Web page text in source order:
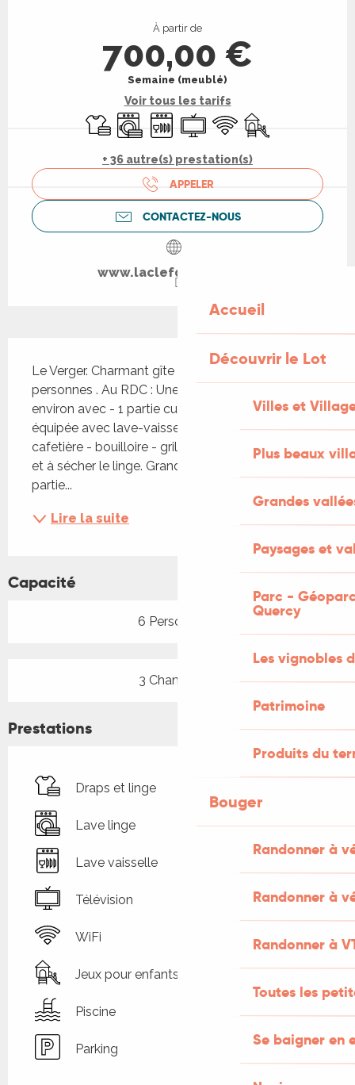
Accueil
Découvrir le Lot
Villes et
Plus beaux
Grandes
Paysages et
Parc -
Quercy
Les vignobles
Patrimoine
Produits du
Bouger
Randonner à
Randonner à
Randonner à
Toutes les
Se baigner en
À partir de
700,00 €
Semaine (meublé)
Voir tous les tarifs
Draps et linge
Lave lingeLave vaisselle
Télévision
WiFi Jeux pour enfants
+ 36 autre(s) prestation(s)
APPELER
CONTACTEZ-NOUS
www.laclefdesvignes.fr
Le Verger. Charmant gîte de 3 chambres pour 6
personnes . Au RDC : Une grande pièce de 60m²
environ avec - 1 partie cuisine entièrement
équipée avec lave-vaisselle - microondes - four -
cafetière - bouilloire - grille-pain - machine à laver
et à sécher le linge. Grande table pour 8 pers. - 1
partie...
Lire la suite
Capacité
6 Personne(s)
3 Chambre(s)
Prestations
Draps et linge
Lave linge
Lave vaisselle
Télévision
WiFi
Jeux pour enfants / Espace jeux
Piscine
Parking